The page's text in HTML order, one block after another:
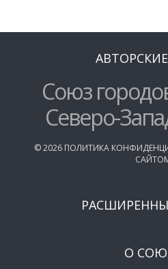
Союз
Северо-
©2026 ПОЛИТИКА
О